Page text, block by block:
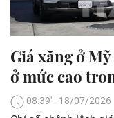
Giá xăng ở
ở mức cao
08:39' - 18/07/2026